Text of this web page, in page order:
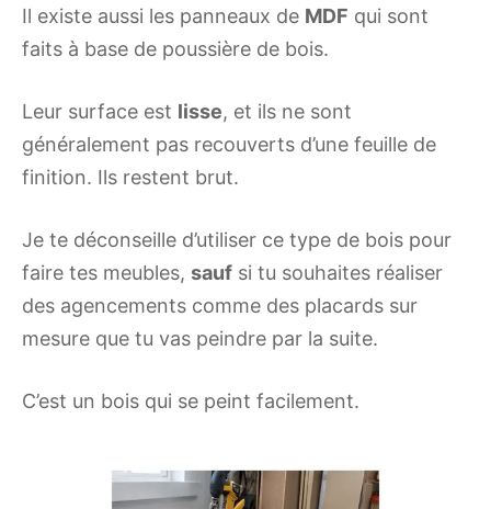
Il existe aussi les panneaux de MDF qui sont
faits à base de poussière de bois.
Leur surface est lisse, et ils ne sont
généralement pas recouverts d’une feuille de
finition. Ils restent brut.
Je te déconseille d’utiliser ce type de bois pour
faire tes meubles, sauf si tu souhaites réaliser
des agencements comme des placards sur
mesure que tu vas peindre par la suite.
C’est un bois qui se peint facilement.